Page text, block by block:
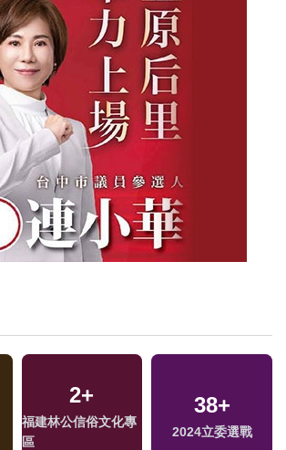
2+
福建林公信俗文化專
區
38+
2024立委選戰